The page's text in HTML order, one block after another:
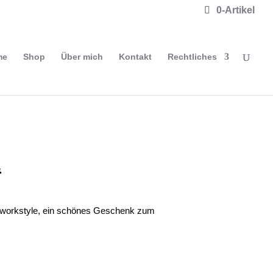
0-Artikel
Shop Über mich Kontakt Rechtliches
ein schönes Geschenk zum